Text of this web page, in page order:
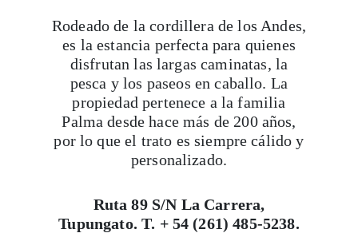
Rodeado de la cordillera de los Andes,
es la estancia perfecta para quienes
disfrutan las largas caminatas, la
pesca y los paseos en caballo. La
propiedad pertenece a la familia
Palma desde hace más de 200 años,
por lo que el trato es siempre cálido y
personalizado.
Ruta 89 S/N La Carrera,
Tupungato. T. + 54 (261) 485-5238.